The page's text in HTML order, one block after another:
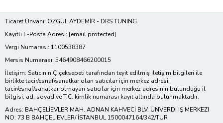
Ticaret Ünvanı: ÖZGÜL AYDEMİR - DRS TUNING
Kayıtlı E-Posta Adresi: [email protected]
Vergi Numarası: 1100538387
Mersis Numarası: 5464908466200015
İletişim: Satıcının Çiçeksepeti tarafından teyit edilmiş iletişim bilgileri ile
birlikte tacir/esnaf/sanatkar olan satıcılar için merkez adresi;
tacir/esnaf/sanatkar olmayan satıcılar için merkez adresinin bulunduğu il
bilgisi, ad, soyad ve T.C. kimlik numarası kayıt altında bulunmaktadır.
Adres: BAHÇELİEVLER MAH. ADNAN KAHVECİ BLV. ÜNVERDI IŞ MERKEZI
NO: 73 B BAHÇELİEVLER/ İSTANBUL 1500047164/342/TUR